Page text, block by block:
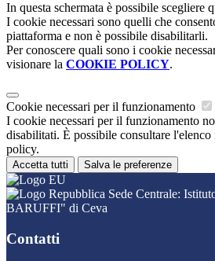
In questa schermata è possibile scegliere
I cookie necessari sono quelli che
piattaforma e non è possibile disabilitarli.
Per conoscere quali sono i cookie
visionare la COOKIE POLICY.
Cookie necessari per il funzionamento
I cookie necessari per il funzionamento
disabilitati. È possibile consultare
policy.
Accetta tutti Salva le preferenze
Sede Centrale:
BARUFFI" di Ceva
Contatti